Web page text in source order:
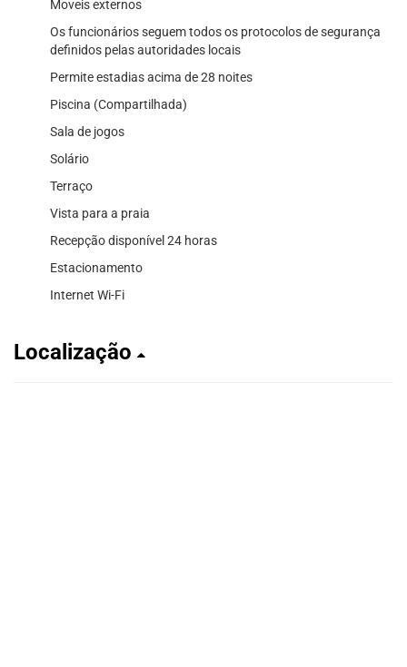
Moveis externos
Os funcionários seguem todos os protocolos de segurança
definidos pelas autoridades locais
Permite estadias acima de 28 noites
Piscina (Compartilhada)
Sala de jogos
Solário
Terraço
Vista para a praia
Recepção disponível 24 horas
Estacionamento
Internet Wi-Fi
Localização